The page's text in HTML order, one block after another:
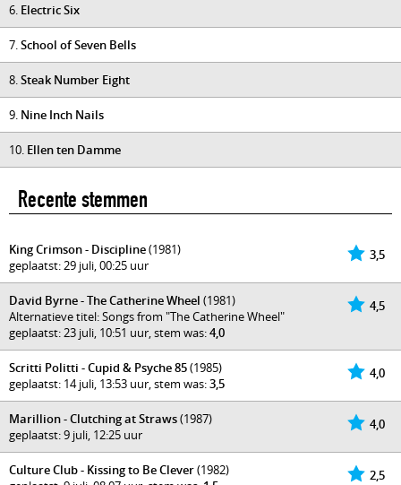
6. Electric Six
7.School of Seven Bells
8.Steak Number Eight
9. Nine Inch Nails
10. Ellen ten Damme
Recente stemmen
3,5
King Crimson - Discipline(1981)
geplaatst: 29 juli, 00:25 uur
4,5
David Byrne - The Catherine Wheel (1981)
Alternatieve titel: Songs from "The Catherine Wheel"
geplaatst: 23 juli, 10:51 uur, stem was:4,0
4,0
Scritti Politti - Cupid & Psyche 85(1985)
geplaatst: 14 juli, 13:53 uur, stem was:3,5
4,0
Marillion - Clutching at Straws(1987)
geplaatst: 9 juli, 12:25 uur
2,5
Culture Club - Kissing to Be Clever(1982)